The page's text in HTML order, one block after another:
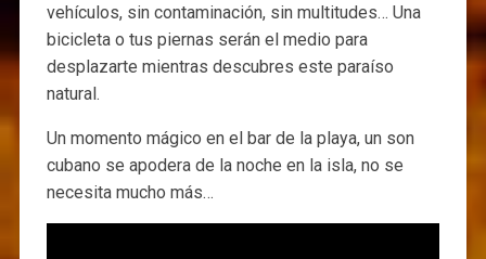
vehículos, sin contaminación, sin multitudes… Una
bicicleta o tus piernas serán el medio para
desplazarte mientras descubres este paraíso
natural.
Un momento mágico en el bar de la playa, un son
cubano se apodera de la noche en la isla, no se
necesita mucho más…